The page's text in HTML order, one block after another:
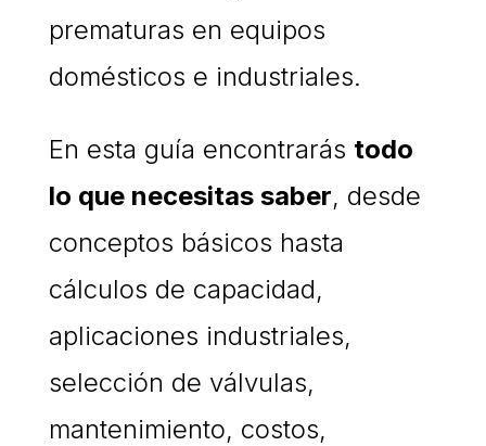
prematuras en equipos
domésticos e industriales.
En esta guía encontrarás todo
lo que necesitas saber, desde
conceptos básicos hasta
cálculos de capacidad,
aplicaciones industriales,
selección de válvulas,
mantenimiento, costos,